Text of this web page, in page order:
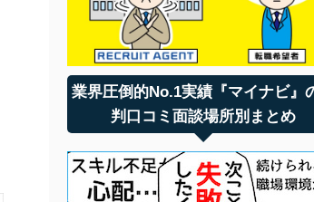
業界圧倒的No.1実績『マイナビ』
判口コミ面談場所別まとめ